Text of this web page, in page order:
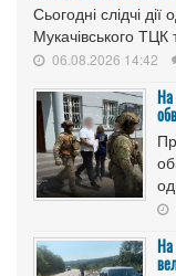
Сьогодні слідчі
Мукачівського ТЦК
06.08.2026 14:42
На
На